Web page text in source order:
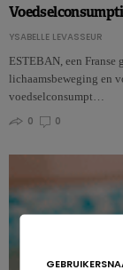
YSABELLE LEVASSEUR
ESTEBAN, een
lichaamsbeweging en
voedselconsumpt…
0
0